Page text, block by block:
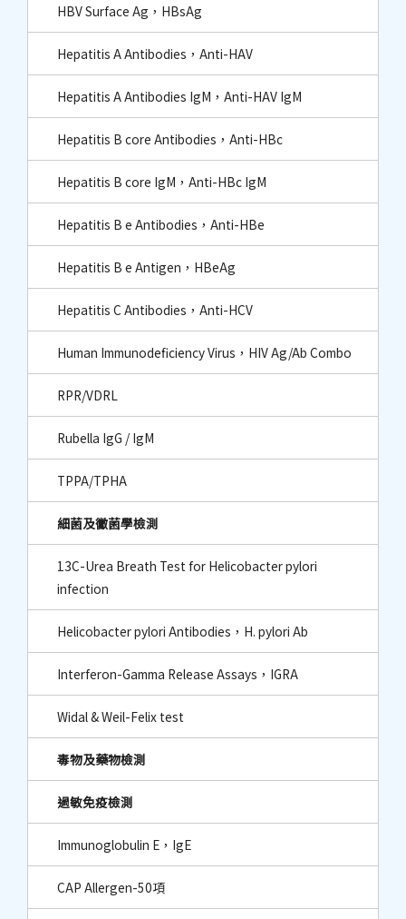
HBV Surface Ag，HBsAg
Hepatitis A Antibodies，Anti-HAV
Hepatitis A Antibodies IgM，Anti-HAV IgM
Hepatitis B core Antibodies，Anti-HBc​
Hepatitis B core IgM，Anti-HBc IgM​
Hepatitis B e Antibodies，Anti-HBe
Hepatitis B e Antigen，HBeAg
Hepatitis C Antibodies，Anti-HCV
Human Immunodeficiency Virus，HIV Ag/Ab Combo
RPR/VDRL
Rubella IgG / IgM
TPPA/TPHA
細菌及黴菌學檢測
13C-Urea Breath Test for Helicobacter pylori
infection
Helicobacter pylori Antibodies，H. pylori Ab
Interferon-Gamma Release Assays，IGRA
Widal & Weil-Felix test
毒物及藥物檢測
過敏免疫檢測
Immunoglobulin E，IgE
CAP Allergen-50項